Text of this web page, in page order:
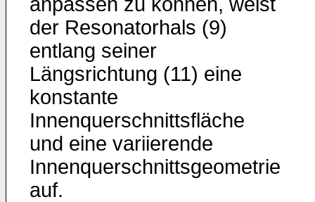
der Resonatorhals (9)
entlang seiner
Längsrichtung (11) eine
konstante
Innenquerschnittsfläche
und eine variierende
Innenquerschnittsgeometrie
auf.